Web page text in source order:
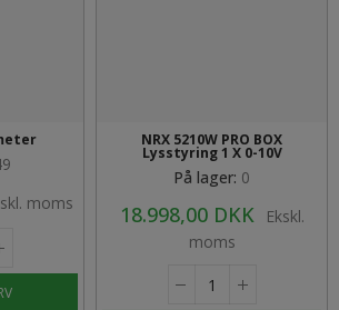
moms
NRX 5210W PRO BOX
Lysstyring 1 X 0-10V
På lager: 0
18.998,00 DKK
Ekskl.
moms